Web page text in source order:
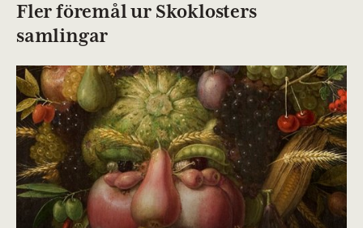
Fler föremål ur Skoklosters
samlingar